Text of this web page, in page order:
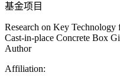
基金项目
Research on Key Technology
Cast-in-place Concrete Box
Author
Affiliation: